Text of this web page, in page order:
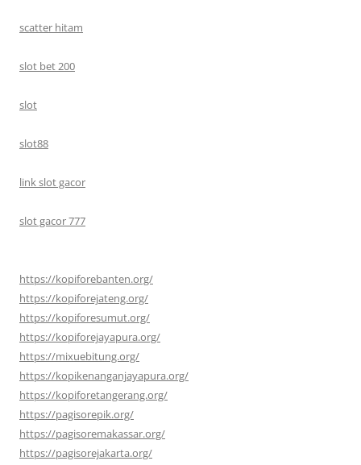
scatter hitam
slot bet 200
slot
slot88
link slot gacor
slot gacor 777
https://kopiforebanten.org/
https://kopiforejateng.org/
https://kopiforesumut.org/
https://kopiforejayapura.org/
https://mixuebitung.org/
https://kopikenanganjayapura.org/
https://kopiforetangerang.org/
https://pagisorepik.org/
https://pagisoremakassar.org/
https://pagisorejakarta.org/